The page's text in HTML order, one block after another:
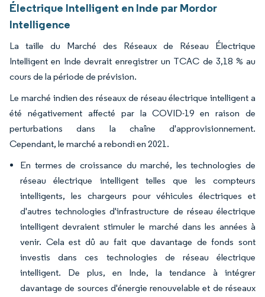
Électrique Intelligent en Inde par Mordor
Intelligence
La taille du Marché des Réseaux de Réseau Électrique
Intelligent en Inde devrait enregistrer un TCAC de 3,18 % au
cours de la période de prévision.
Le marché indien des réseaux de réseau électrique intelligent a
été négativement affecté par la COVID-19 en raison de
perturbations dans la chaîne d'approvisionnement.
Cependant, le marché a rebondi en 2021.
En termes de croissance du marché, les technologies de
réseau électrique intelligent telles que les compteurs
intelligents, les chargeurs pour véhicules électriques et
d'autres technologies d'infrastructure de réseau électrique
intelligent devraient stimuler le marché dans les années à
venir. Cela est dû au fait que davantage de fonds sont
investis dans ces technologies de réseau électrique
intelligent. De plus, en Inde, la tendance à intégrer
davantage de sources d'énergie renouvelable et de réseaux